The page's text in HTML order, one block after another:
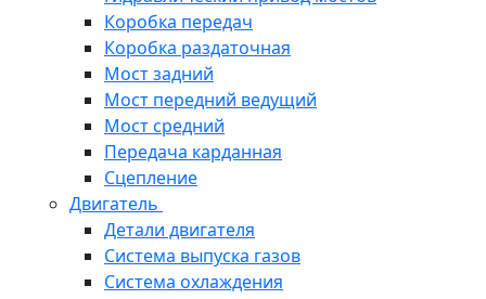
Коробка передач
Коробка раздаточная
Мост задний
Мост передний ведущий
Мост средний
Передача карданная
Сцепление
Двигатель
Детали двигателя
Система выпуска газов
Система охлаждения